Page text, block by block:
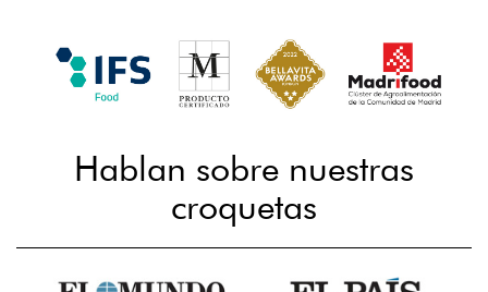
Hablan sobre nuestras
croquetas